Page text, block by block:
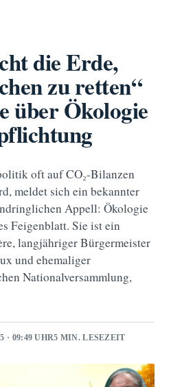
die Erde,
zu retten“
über Ökologie
oft auf CO₂-Bilanzen
meldet sich ein bekannter
Appell: Ökologie
Feigenblatt. Sie ist ein
langjähriger Bürgermeister
und ehemaliger
Nationalversammlung,
· 09:49 UHR5 MIN. LESEZEIT